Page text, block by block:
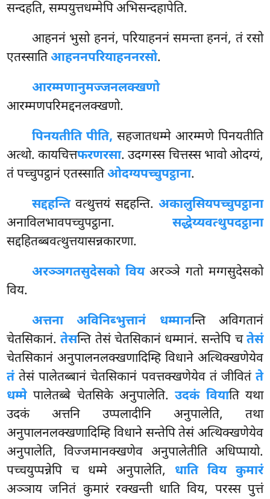
सन्दहति, सम्पयुत्तधम्मेपि अभिसन्दहापेति.
आहननं भुसो हननं, परियाहननं समन्ता हननं, तं रसो
एतस्सातिआहननपरियाहननरसो.
आरम्मणानुमज्जनलक्खणो
आरम्मणपरिमद्दनलक्खणो.
पिनयतीति पीति, सहजातधम्मे आरम्मणे पिनयतीति
अत्थो. कायचित्तफरणरसा. उदग्गस्स चित्तस्स भावो ओदग्यं,
तं पच्चुपट्ठानं एतस्सातिओदग्यपच्चुपट्ठाना.
सद्दहन्तिवत्थुत्तयं सद्दहन्ति. अकालुसियपच्चुपट्ठाना
अनाविलभावपच्चुपट्ठाना. सद्धेय्यवत्थुपदट्ठाना
सद्दहितब्बवत्थुत्तयासन्नकारणा.
अरञ्ञगतसुदेसको वियअरञ्ञे गतो मग्गसुदेसको
विय.
अत्तना अविनिब्भुत्तानं धम्मानन्ति अविगतानं
चेतसिकानं.तेसन्ति तेसं चेतसिकानं धम्मानं. सन्तेपि चतेसं
चेतसिकानं अनुपालनलक्खणादिम्हि विधाने अत्थिक्खणेयेव
तंतेसं पालेतब्बानं चेतसिकानं पवत्तक्खणेयेव तं जीवितं ते
धम्मे पालेतब्बे चेतसिके अनुपालेति.उदकं वियाति यथा
उदकं अत्तनि उप्पलादीनि अनुपालेति, तथा
अनुपालनलक्खणादिम्हि विधाने सन्तेपि तेसं अत्थिक्खणेयेव
अनुपालेति, विज्जमानक्खणेव अनुपालेतीति अधिप्पायो.
पच्चयुप्पन्नेपि च धम्मे अनुपालेति, धाति विय कुमारं
अञ्ञाय जनितं कुमारं रक्खन्ती धाति विय, परस्स पुत्तं